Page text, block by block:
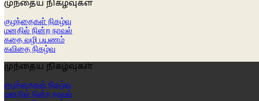
முந்தைய நிகழ்வுகள்
குழந்தைகள் நிகழ்வு
மனதில் நின்ற நாவல்
கதை வழி பயணம்
கவிதை நிகழ்வு
முந்தைய நிகழ்வுகள்
குழந்தைகள் நிகழ்வு
மனதில் நின்ற நாவல்